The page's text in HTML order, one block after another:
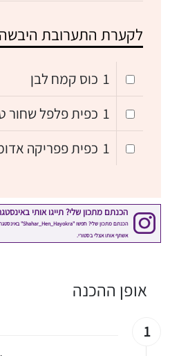
לקערת התערובת היבשה
1 כוס קמח לבן
1 כפית פלפל שחור
1 כפית פפריקה
אופן ההכנה
1